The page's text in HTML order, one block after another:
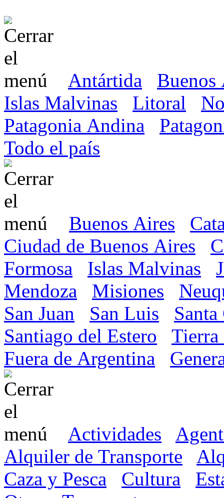
Antártida
Buenos
Islas Malvinas
Litoral
Patagonia Andina
Todo el país
Buenos Aires
Ciudad de Buenos Aires
Formosa
Islas Malvinas
Mendoza
Misiones
San Juan
San Luis
Santiago del Estero
Tierra
Fuera de Argentina
Actividades
Alquiler de Transporte
Caza y Pesca
Cultura